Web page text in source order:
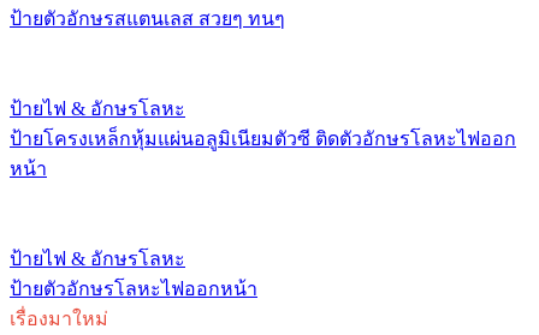
ป้ายตัวอักษรสแตนเลส สวยๆ ทนๆ
ป้ายไฟ & อักษรโลหะ
ป้ายโครงเหล็กหุ้มแผ่นอลูมิเนียมตัวซี ติดตัวอักษรโลหะไฟออก
หน้า
ป้ายไฟ & อักษรโลหะ
ป้ายตัวอักษรโลหะไฟออกหน้า
เรื่องมาใหม่